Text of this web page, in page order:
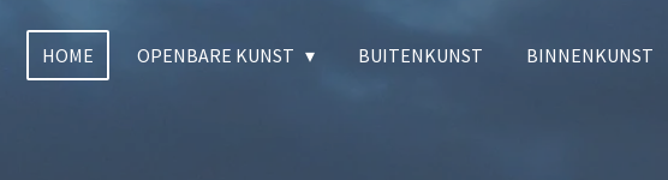
HOME OPENBARE KUNST BUITENKUNST BINNENKUNST